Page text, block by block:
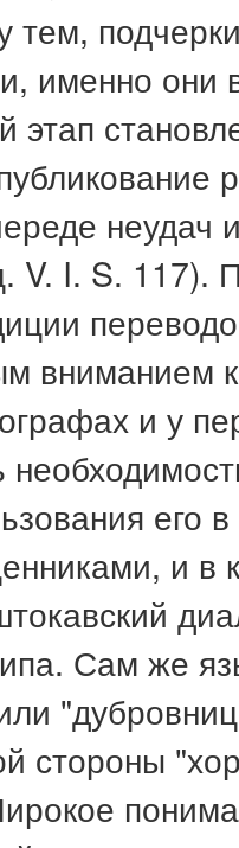
именно
этап
неудач
V. I. S. 117).
вниманием
и у
его
и в
Сам же
стороны